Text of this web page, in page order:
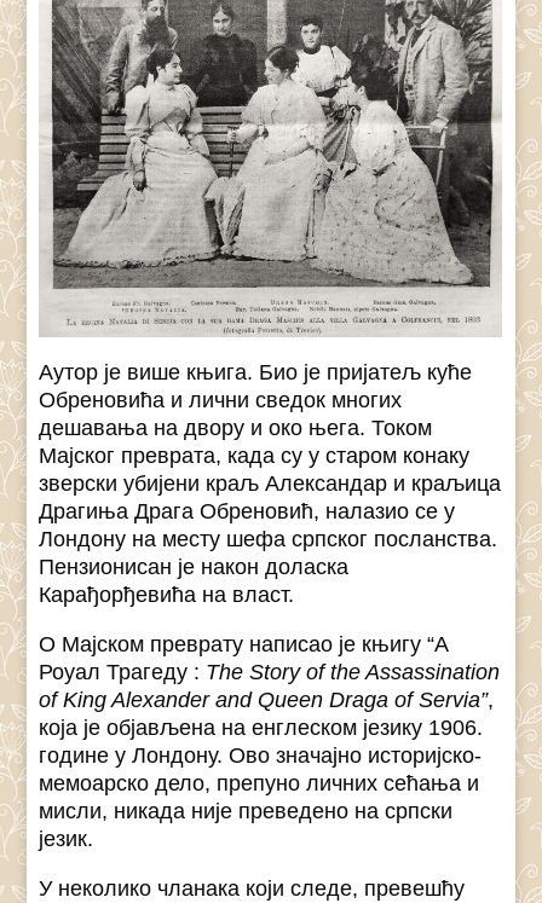
Аутор је више књига. Био је пријатељ куће
Обреновића и лични сведок многих
дешавања на двору и око њега. Током
Мајског преврата, када су у старом конаку
зверски убијени краљ Александар и краљица
Драгиња Драга Обреновић, налазио се у
Лондону на месту шефа српског посланства.
Пензионисан је након доласка
Карађорђевића на власт.
О Мајском преврату написао је књигу “А
Роyал Трагедy : The Story of the Assassination
of King Alexander and Queen Draga of Servia”,
која је објављена на енглеском језику 1906.
године у Лондону. Ово значајно историјско-
мемоарско дело, препуно личних сећања и
мисли, никада није преведено на српски
језик.
У неколико чланака који следе, превешћу